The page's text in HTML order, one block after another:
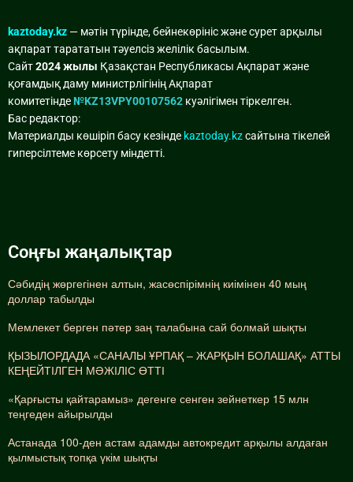
kaztoday.kz — мәтін түрінде, бейнекөрініс және сурет арқылы
ақпарат тарататын тәуелсіз желілік басылым.
Сайт2024 жылы Қазақстан Республикасы Ақпарат және
қоғамдық даму министрлігінің Ақпарат
комитетінде№KZ13VPY00107562 куәлігімен тіркелген.
Бас редактор:
Материалды көшіріп басу кезінде kaztoday.kzсайтына тікелей
гиперсілтеме көрсету міндетті.
Соңғы жаңалықтар
Сәбидің жөргегінен алтын, жасөспірімнің киімінен 40 мың
доллар табылды
Мемлекет берген пәтер заң талабына сай болмай шықты
ҚЫЗЫЛОРДАДА «САНАЛЫ ҰРПАҚ – ЖАРҚЫН БОЛАШАҚ» АТТЫ
КЕҢЕЙТІЛГЕН МӘЖІЛІС ӨТТІ
«Қарғысты қайтарамыз» дегенге сенген зейнеткер 15 млн
теңгеден айырылды
Астанада 100-ден астам адамды автокредит арқылы алдаған
қылмыстық топқа үкім шықты